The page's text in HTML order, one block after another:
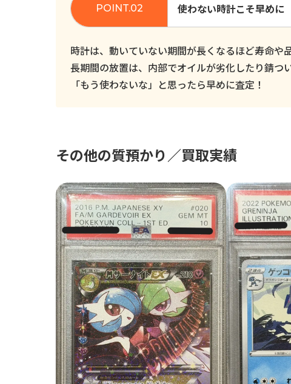
使わない時計こそ早めに
時計は、動いていない期間が長くなるほど寿命や
長期間の放置は、内部でオイルが劣化したり錆つ
「もう使わないな」と思ったら早めに査定！
その他の質預かり／買取実績